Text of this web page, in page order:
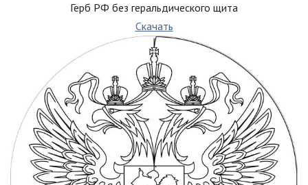
Герб РФ без геральдического щита
Скачать